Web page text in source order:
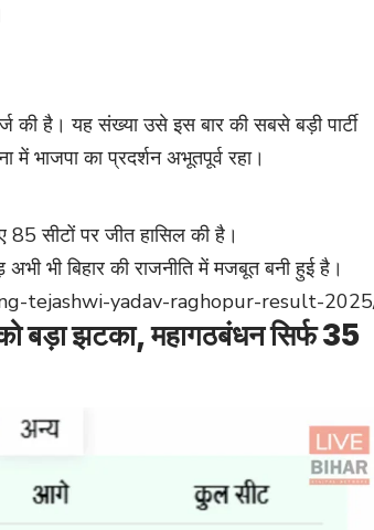
की है। यह संख्या उसे इस बार की सबसे बड़ी पार्टी
में भाजपा का प्रदर्शन अभूतपूर्व रहा।
सीटों पर जीत हासिल की है।
भी बिहार की राजनीति में मजबूत बनी हुई है।
tejashwi-yadav-raghopur-result-
झटका, महागठबंधन सिर्फ 35